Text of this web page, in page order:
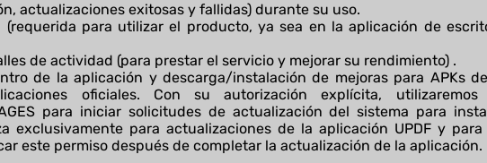
actualizaciones exitosas y fallidas) durante su uso.
para utilizar el producto, ya sea en la aplicación de
de actividad (para prestar el servicio y mejorar su rendimiento) .
de la aplicación y descarga/instalación de mejoras para APKs
oficiales. Con su autorización explícita, utilizaremos
para iniciar solicitudes de actualización del sistema para
exclusivamente para actualizaciones de la aplicación UPDF y
este permiso después de completar la actualización de la aplicación.